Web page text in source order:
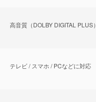
⾼⾳質（DOLBY DIGITAL PLUS）
テレビ / スマホ / PCなどに対応